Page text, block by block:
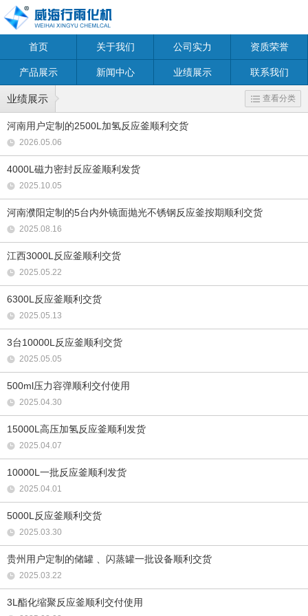
首页 关于我们 公司实力 资质荣誉
产品展示 新闻中心 业绩展示 联系我们
业绩展示 查看分类
河南用户定制的2500L加氢反应釜顺利交货
2026.05.06
4000L磁力密封反应釜顺利发货
2025.10.05
河南濮阳定制的5台内外镜面抛光不锈钢反应釜按期顺利交货
2025.08.16
江西3000L反应釜顺利交货
2025.05.22
6300L反应釜顺利交货
2025.05.13
3台10000L反应釜顺利交货
2025.05.05
500ml压力容弹顺利交付使用
2025.04.30
15000L高压加氢反应釜顺利发货
2025.04.07
10000L一批反应釜顺利发货
2025.04.01
5000L反应釜顺利交货
2025.03.30
贵州用户定制的储罐 、闪蒸罐一批设备顺利交货
2025.03.22
3L酯化缩聚反应釜顺利交付使用